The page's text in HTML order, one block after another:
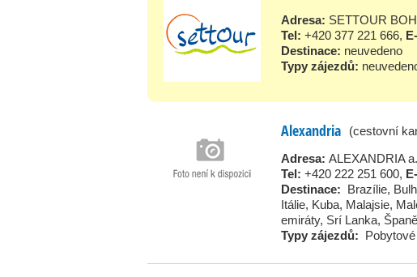
Adresa: SETTOUR
Tel: +420 377 221 666,
Destinace: neuvedeno
Typy zájezdů:
Alexandria
(cestovní
Adresa: ALEXANDRIA
Tel: +420 222 251 600,
Destinace: Brazílie,
Itálie, Kuba, Malajsie,
emiráty, Srí Lanka,
Typy zájezdů: